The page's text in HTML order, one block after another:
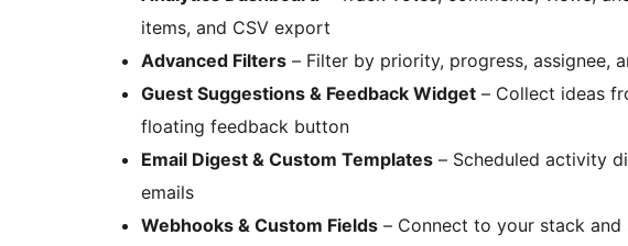
items, and CSV export
Advanced Filters – Filter by priority, progress, assignee,
Guest Suggestions & Feedback Widget – Collect ideas
floating feedback button
Email Digest & Custom Templates – Scheduled activity
emails
Webhooks & Custom Fields – Connect to your stack